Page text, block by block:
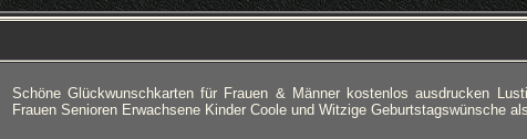
Schöne Glückwunschkarten für Frauen & Männer kostenlos ausdrucken
Frauen Senioren Erwachsene Kinder Coole und Witzige Geburtstagswünsche